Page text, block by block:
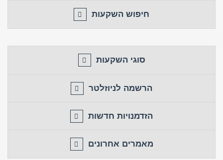
לא רשום לאתר?★ הירשם כאן! ★
חיפוש השקעות
סוגי השקעות
הרשמה לניוזלטר
הזדמנויות חדשות
מאמרים אחרונים